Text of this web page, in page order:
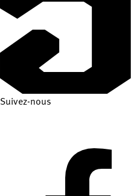
Suivez-nous